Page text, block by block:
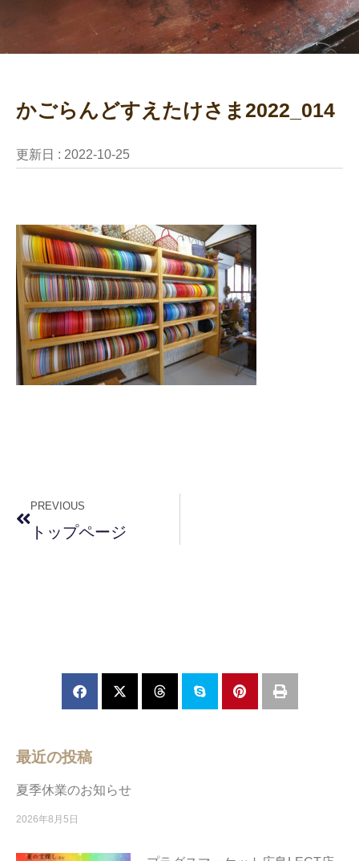
かごらんどすえたけさま2022_014
更新日 : 2022-10-25
PREVIOUS
トップページ
最近の投稿
夏季休業のお知らせ
2026年8月5日